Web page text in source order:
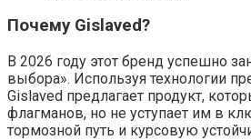
Почему Gislaved?
В 2026 году этот бренд успешно
выбора». Используя технологии
Gislaved предлагает продукт,
флагманов, но не уступает им в
тормозной путь и курсовую